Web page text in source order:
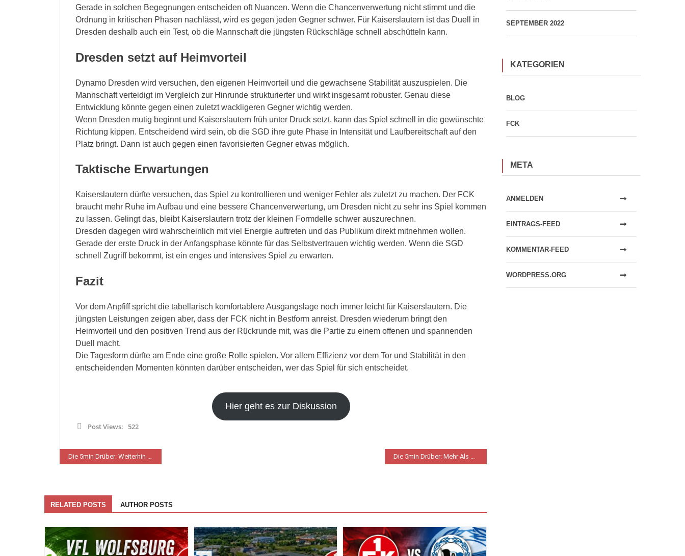
Gerade in solchen Begegnungen entscheiden oft Nuancen. Wenn die Chancenverwertung nicht stimmt und die
Ordnung in kritischen Phasen nachlässt, wird es gegen jeden Gegner schwer. Für Kaiserslautern ist das Duell in
Dresden deshalb auch ein Test, ob die Mannschaft die jüngsten Rückschläge schnell abschütteln kann.
Dresden setzt auf Heimvorteil
Dynamo Dresden wird versuchen, den eigenen Heimvorteil und die gewachsene Stabilität auszuspielen. Die
Mannschaft verteidigt im Vergleich zur Hinrunde strukturierter und wirkt insgesamt robuster. Genau diese
Entwicklung könnte gegen einen zuletzt wackligeren Gegner wichtig werden.
Wenn Dresden mutig beginnt und Kaiserslautern früh unter Druck setzt, kann das Spiel schnell in die gewünschte
Richtung kippen. Entscheidend wird sein, ob die SGD ihre gute Phase in Intensität und Laufbereitschaft auf den
Platz bringt. Dann ist auch gegen einen favorisierten Gegner etwas möglich.
Taktische Erwartungen
Kaiserslautern dürfte versuchen, das Spiel zu kontrollieren und weniger Fehler als zuletzt zu machen. Der FCK
braucht mehr Ruhe im Aufbau und eine bessere Chancenverwertung, um Dresden nicht zu sehr ins Spiel kommen
zu lassen. Gelingt das, bleibt Kaiserslautern trotz der kleinen Formdelle schwer auszurechnen.
Dresden dagegen wird wahrscheinlich mit viel Energie auftreten und das Publikum direkt mitnehmen wollen.
Gerade der erste Druck in der Anfangsphase könnte für das Selbstvertrauen wichtig werden. Wenn die SGD
schnell Zugriff bekommt, ist ein enges und intensives Spiel zu erwarten.
Fazit
Vor dem Anpfiff spricht die tabellarisch komfortablere Ausgangslage noch immer leicht für Kaiserslautern. Die
jüngsten Leistungen zeigen aber, dass der FCK nicht in Bestform anreist. Dresden wiederum bringt den
Heimvorteil und den positiven Trend aus der Rückrunde mit, was die Partie zu einem offenen und spannenden
Duell macht.
Die Tagesform dürfte am Ende eine große Rolle spielen. Vor allem Effizienz vor dem Tor und Stabilität in den
entscheidenden Momenten könnten darüber entscheiden, wer das Spiel für sich entscheidet.
Hier geht es zur Diskussion
Post Views: 522
Beitragsnavigation
Die 5min Drüber: Weiterhin Mehr Fragen Als Antworten. Quo Vadis FCK? Die 5min Drüber: Mehr Als Nur 3 Fragezeichen
RELATED POSTS AUTHOR POSTS
SEPTEMBER 2022
KATEGORIEN
BLOG
FCK
META
ANMELDEN
EINTRAGS-FEED
KOMMENTAR-FEED
WORDPRESS.ORG